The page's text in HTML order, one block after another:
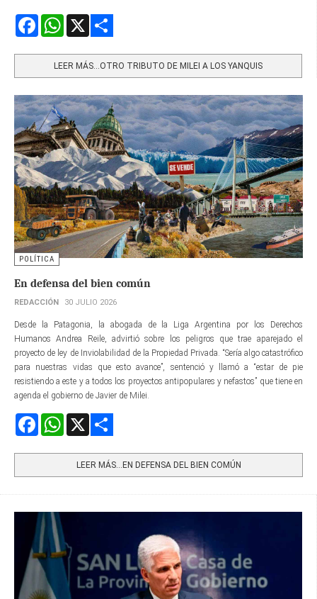
FacebookWhatsApp
LEER MÁS…OTRO TRIBUTO DE MILEI A LOS YANQUIS
POLÍTICA
En defensa del bien común
REDACCIÓN 30 JULIO 2026
Desde la Patagonia, la abogada de la Liga Argentina por los Derechos
Humanos Andrea Reile, advirtió sobre los peligros que trae aparejado el
proyecto de ley de Inviolabilidad de la Propiedad Privada. “Sería algo catastrófico
para nuestras vidas que esto avance”, sentenció y llamó a “estar de pie
resistiendo a este y a todos los proyectos antipopulares y nefastos” que tiene en
agenda el gobierno de Javier de Milei.
FacebookWhatsApp
LEER MÁS…EN DEFENSA DEL BIEN COMÚN